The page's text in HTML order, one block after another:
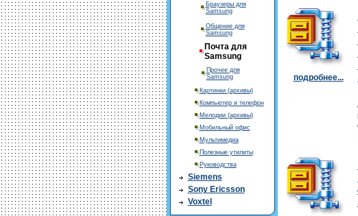
Браузеры для
Samsung
Общение для
Samsung
Почта для
Samsung
Прочее для
Samsung
Картинки (архивы)
Компьютер и телефон
Мелодии (архивы)
Мобильный офис
Мультимедиа
Полезные утилиты
Руководства
Siemens
Sony Ericsson
Voxtel
подробнее...